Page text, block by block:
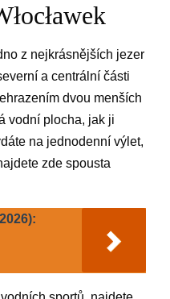
z nejkrásnějších jezer
a centrální části
dvou menších
vodní plocha, jak ji
na jednodenní výlet,
zde spousta